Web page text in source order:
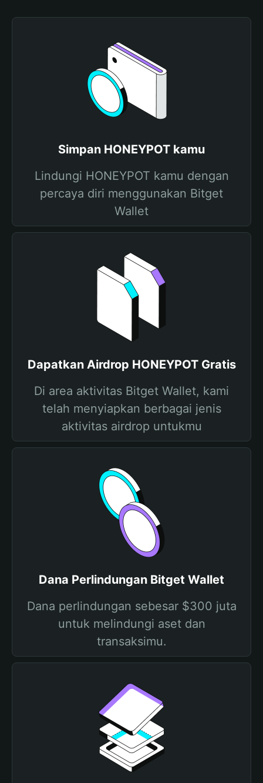
Simpan HONEYPOT kamu
Lindungi HONEYPOT kamu dengan
percaya diri menggunakan Bitget
Wallet
Dapatkan Airdrop HONEYPOT Gratis
Di area aktivitas Bitget Wallet, kami
telah menyiapkan berbagai jenis
aktivitas airdrop untukmu
Dana Perlindungan Bitget Wallet
Dana perlindungan sebesar $300 juta
untuk melindungi aset dan
transaksimu.